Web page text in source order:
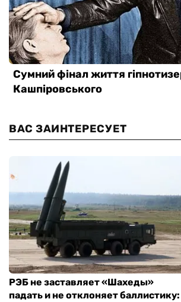
ВАС ЗАИНТЕРЕСУЕТ
РЭБ не заставляет «Шахеды»
падать и не отклоняет баллистику: